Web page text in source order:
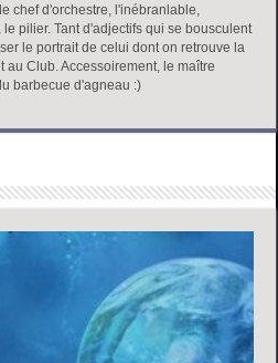
chef d'orchestre, l'inébranlable,
pilier. Tant d'adjectifs qui se bousculent
le portrait de celui dont on retrouve la
au Club. Accessoirement, le maître
barbecue d'agneau :)